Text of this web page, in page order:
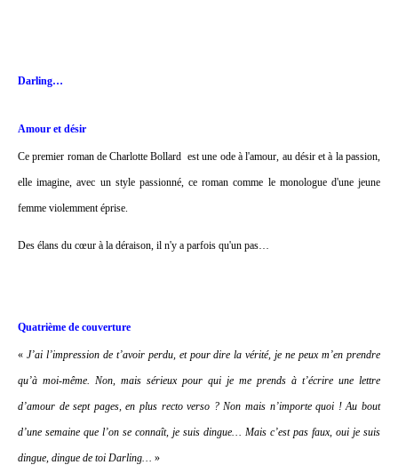
Darling…
Amour et désir
Ce premier roman de Charlotte Bollard est une ode à l'amour, au désir et à la passion,
elle imagine, avec un style passionné, ce roman comme le monologue d'une jeune
femme violemment éprise.
Des élans du cœur à la déraison, il n'y a parfois qu'un pas…
Quatrième de couverture
« J’ai l’impression de t’avoir perdu, et pour dire la vérité, je ne peux m’en prendre
qu’à moi-même. Non, mais sérieux pour qui je me prends à t’écrire une lettre
d’amour de sept pages, en plus recto verso ? Non mais n’importe quoi ! Au bout
d’une semaine que l’on se connaît, je suis dingue… Mais c’est pas faux, oui je suis
dingue, dingue de toi Darling… »